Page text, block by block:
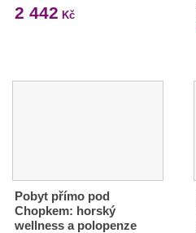
2 442 Kč
Pobyt přímo pod
Chopkem: horský
wellness a polopenze